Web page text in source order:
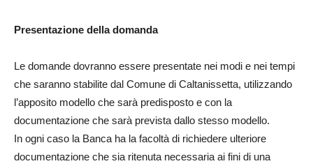
Presentazione della domanda
Le domande dovranno essere presentate nei modi e nei tempi
che saranno stabilite dal Comune di Caltanissetta, utilizzando
l’apposito modello che sarà predisposto e con la
documentazione che sarà prevista dallo stesso modello.
In ogni caso la Banca ha la facoltà di richiedere ulteriore
documentazione che sia ritenuta necessaria ai fini di una